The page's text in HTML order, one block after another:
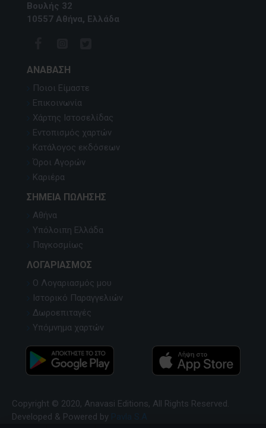
Βουλής 32
10557 Αθήνα, Ελλάδα
ΑΝΆΒΑΣΗ
Ποιοι Είμαστε
Επικοινωνία
Χάρτης Ιστοσελίδας
Εντοπισμός χαρτών
Κατάλογος εκδόσεων
Όροι Αγορών
Καριέρα
ΣΗΜΕΊΑ ΠΏΛΗΣΗΣ
Αθήνα
Υπόλοιπη Ελλάδα
Παγκοσμίως
ΛΟΓΑΡΙΑΣΜΌΣ
Ο Λογαριασμός μου
Ιστορικό Παραγγελιών
Δωροεπιταγές
Υπόμνημα χαρτών
Copyright © 2020, Anavasi Editions, All Rights Reserved.
Developed & Powered by